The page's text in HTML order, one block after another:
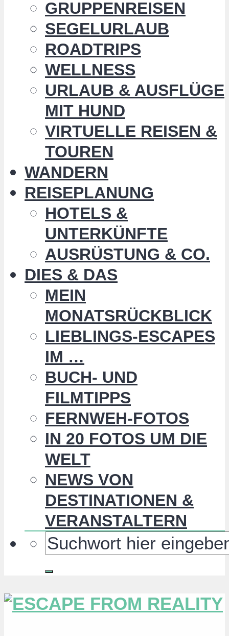
GRUPPENREISEN
SEGELURLAUB
ROADTRIPS
WELLNESS
URLAUB & AUSFLÜGE
MIT HUND
VIRTUELLE REISEN &
TOUREN
WANDERN
REISEPLANUNG
HOTELS &
UNTERKÜNFTE
AUSRÜSTUNG & CO.
DIES & DAS
MEIN
MONATSRÜCKBLICK
LIEBLINGS-ESCAPES
IM …
BUCH- UND
FILMTIPPS
FERNWEH-FOTOS
IN 20 FOTOS UM DIE
WELT
NEWS VON
DESTINATIONEN &
VERANSTALTERN